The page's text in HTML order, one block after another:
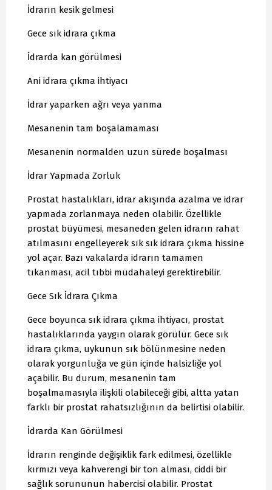
İdrarın kesik gelmesi
Gece sık idrara çıkma
İdrarda kan görülmesi
Ani idrara çıkma ihtiyacı
İdrar yaparken ağrı veya yanma
Mesanenin tam boşalamaması
Mesanenin normalden uzun sürede boşalması
İdrar Yapmada Zorluk
Prostat hastalıkları, idrar akışında azalma ve idrar
yapmada zorlanmaya neden olabilir. Özellikle
prostat büyümesi, mesaneden gelen idrarın rahat
atılmasını engelleyerek sık sık idrara çıkma hissine
yol açar. Bazı vakalarda idrarın tamamen
tıkanması, acil tıbbi müdahaleyi gerektirebilir.
Gece Sık İdrara Çıkma
Gece boyunca sık idrara çıkma ihtiyacı, prostat
hastalıklarında yaygın olarak görülür. Gece sık
idrara çıkma, uykunun sık bölünmesine neden
olarak yorgunluğa ve gün içinde halsizliğe yol
açabilir. Bu durum, mesanenin tam
boşalmamasıyla ilişkili olabileceği gibi, altta yatan
farklı bir prostat rahatsızlığının da belirtisi olabilir.
İdrarda Kan Görülmesi
İdrarın renginde değişiklik fark edilmesi, özellikle
kırmızı veya kahverengi bir ton alması, ciddi bir
sağlık sorununun habercisi olabilir. Prostat